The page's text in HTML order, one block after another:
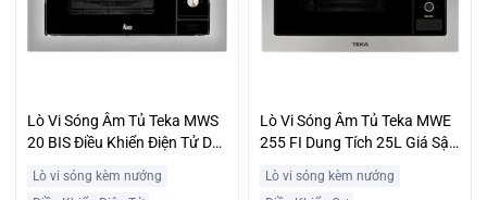
Lò Vi Sóng Âm Tủ Teka MWS
20 BIS Điều Khiển Điện Tử Dễ
Lò vi sóng kèm nướng
Lò Vi Sóng Âm Tủ Teka MWE
255 FI Dung Tích 25L Giá Sập
Lò vi sóng kèm nướng